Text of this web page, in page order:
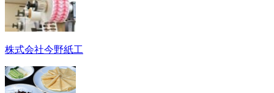
株式会社今野紙工